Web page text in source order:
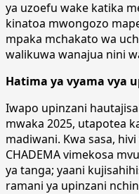
ya uzoefu wake katika
kinatoa mwongozo
mpaka mchakato wa
walikuwa wanajua nini
Hatima ya vyama vya
Iwapo upinzani
mwaka 2025, utapotea
madiwani. Kwa sasa,
CHADEMA vimekosa
ya tanga; yaani
ramani ya upinzani